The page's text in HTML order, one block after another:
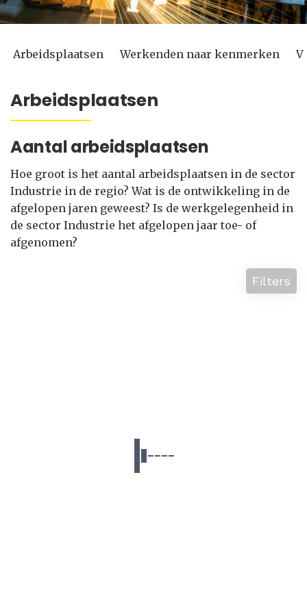
Arbeidsplaatsen Werkenden naar kenmerken
Arbeidsplaatsen
Aantal arbeidsplaatsen
Hoe groot is het aantal arbeidsplaatsen in de sector
Industrie in de regio? Wat is de ontwikkeling in de
afgelopen jaren geweest? Is de werkgelegenheid in
de sector Industrie het afgelopen jaar toe- of
afgenomen?
Filters